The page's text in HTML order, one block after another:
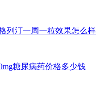
列汀一周一粒效果怎么样
糖尿病药价格多少钱